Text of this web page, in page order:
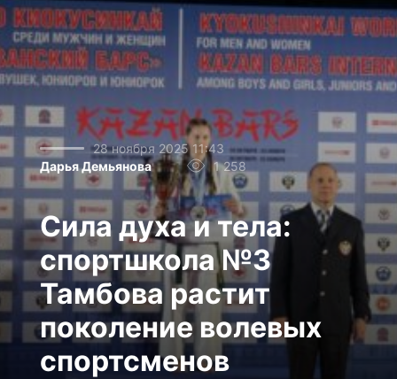
28 ноября 2025 11:43
Дарья Демьянова
1 258
Сила духа и тела:
спортшкола №3
Тамбова растит
поколение волевых
спортсменов